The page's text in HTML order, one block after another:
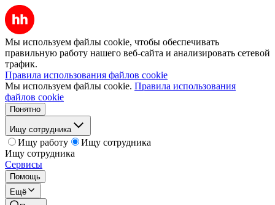
Мы используем файлы cookie, чтобы обеспечивать
правильную работу нашего веб-сайта и анализировать сетевой
трафик.
Правила использования файлов cookie
Мы используем файлы cookie. Правила использования
файлов cookie
Понятно
Ищу сотрудника
Ищу работу
Ищу сотрудника
Ищу сотрудника
Сервисы
Помощь
Ещё